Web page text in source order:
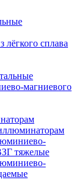
лёгкого сплава
магниевого
тяжелые